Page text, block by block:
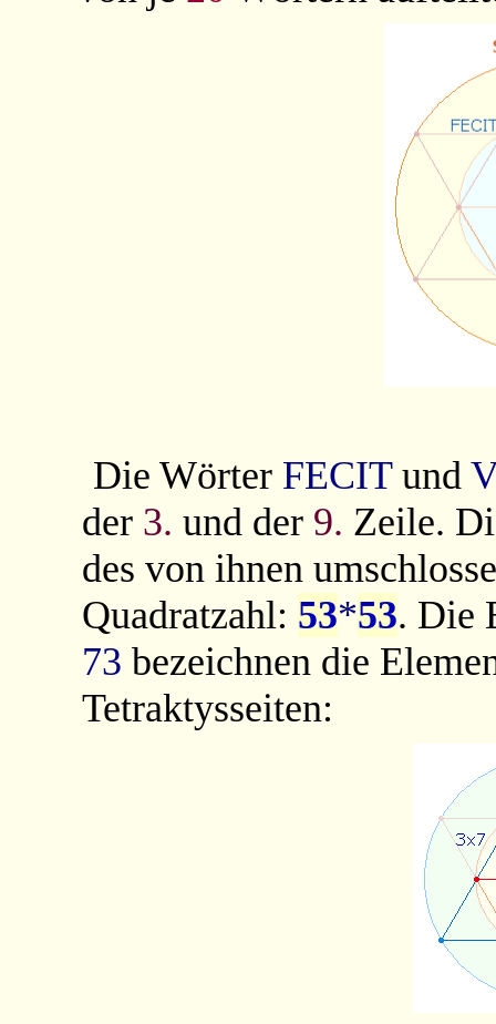
Die Wörter FECITund
der 3. und der 9. Zeile.
des von ihnen
Quadratzahl: 53*53. Die
73 bezeichnen die
Tetraktysseiten: